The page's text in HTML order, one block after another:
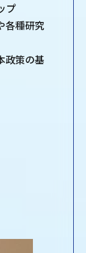
プ
各種研究
政策の基